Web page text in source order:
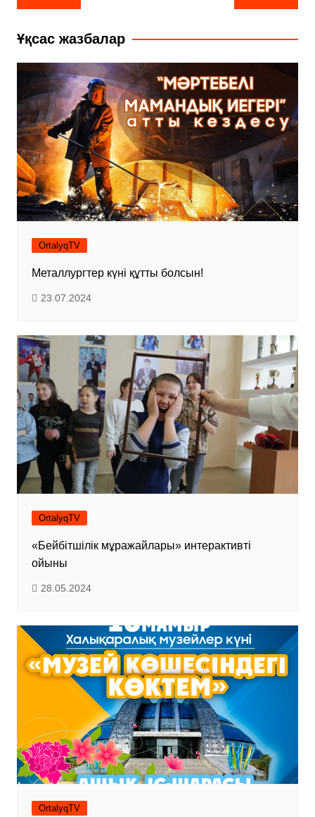
по
записям
Ұқсас жазбалар
OrtalyqTV
Металлургтер күні құтты болсын!
23.07.2024
OrtalyqTV
«Бейбітшілік мұражайлары» интерактивті
ойыны
28.05.2024
OrtalyqTV